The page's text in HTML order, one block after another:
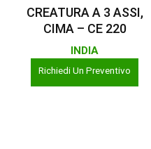
CREATURA A 3 ASSI,
CIMA – CE 220
INDIA
Richiedi Un Preventivo